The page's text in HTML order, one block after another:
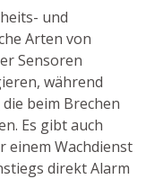
und
Arten von
Sensoren
während
beim Brechen
Es gibt auch
einem Wachdienst
direkt Alarm